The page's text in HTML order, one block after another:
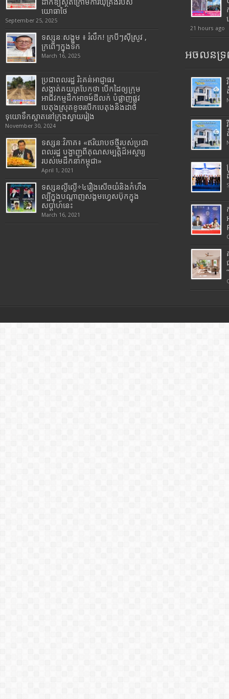
ដាក់ឱ្យស្ថិតក្រោមការឃុំគ្រងរបស់
យោធាថៃ
September 25, 2025
ទស្សនៈសង្គម ៖ រំលឹក! ក្របីៗស៊ីស្រូវ ,
ក្រពើៗក្នុងទឹក
March 16, 2025
ប្រជាពលរដ្ឋ រិះគន់អាជ្ញាធរ
សង្កាត់គយត្របែកថា បើកដៃឲ្យក្រុម
អាជីវកម្មដឹកអាចម៍ដីលក់ បំផ្លាញផ្លូវ
បេតុងស្រុតខូចរបើកបេតុងនិងដាច់
ទុយោទឹកស្អាតនៅក្រុងស្វាយរៀង
November 30, 2024
ទស្សនៈវិភាគ៖ «ឥរិយាបថថ្មីរបស់ប្រជា
ពលរដ្ឋ បង្ហាញពីគុណសម្បត្តិដ៏អស្ចារ្យ
របស់មេដឹកនាំកម្ពុជា»
April 1, 2021
ទស្សនល្ងីល្ងើ÷៤រឿងសើចយំនិងកំហឹង
ល្បីក្នុងបណ្តាញសង្គមហ្វេសប៊ុកក្នុង
សប្តាហ៍នេះ
March 16, 2021
21 hours ago
អចលនទ្រ